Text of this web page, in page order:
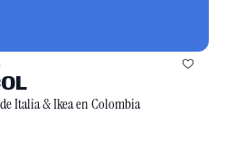
Italia & Ikea en Colombia